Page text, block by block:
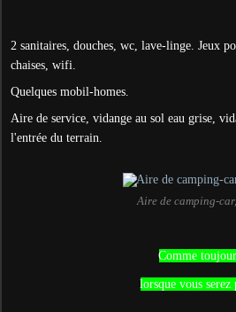
2 sanitaires, douches, wc, lave-linge. Jeux
chaises, wifi.
Quelques mobil-homes.
Aire de service, vidange au sol eau grise,
l'entrée du terrain.
Aire de camping-
Comme
lorsque vous